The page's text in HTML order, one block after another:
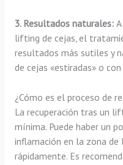
3. Resultados naturales:A
lifting de cejas, el
resultados más sutiles y
de cejas «estiradas» o
¿Cómo es el proceso de
La recuperación tras un
mínima. Puede haber un
inflamación en la zona de
rápidamente. Es